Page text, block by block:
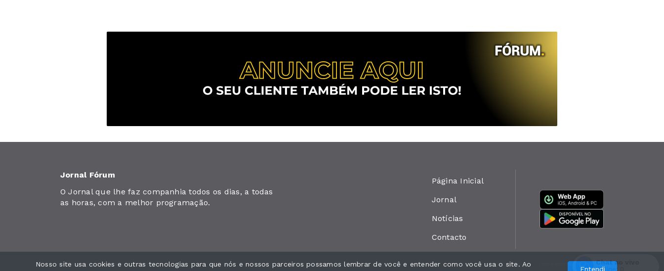
Jornal Fórum
O Jornal que lhe faz companhia todos os dias, a todas
as horas, com a melhor programação.
Página Inicial
Jornal
Notícias
Contacto
Jornal Fórum. Todos os direitos reservados. Com a tecnologia
Nosso site usa cookies e outras tecnologias para que nós e nossos parceiros possamos lembrar de você e entender como você usa o site. Ao
Entendi
Chat ao vivo
Online: